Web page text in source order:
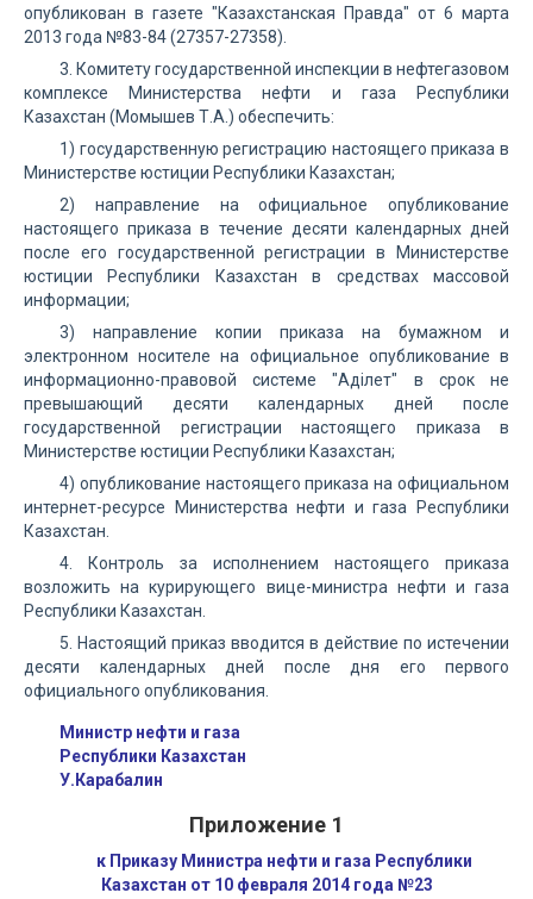
опубликован в газете "Казахстанская Правда" от 6 марта
2013 года №83-84 (27357-27358).
3. Комитету государственной инспекции в нефтегазовом
комплексе Министерства нефти и газа Республики
Казахстан (Момышев Т.А.) обеспечить:
1) государственную регистрацию настоящего приказа в
Министерстве юстиции Республики Казахстан;
2) направление на официальное опубликование
настоящего приказа в течение десяти календарных дней
после его государственной регистрации в Министерстве
юстиции Республики Казахстан в средствах массовой
информации;
3) направление копии приказа на бумажном и
электронном носителе на официальное опубликование в
информационно-правовой системе "Аділет" в срок не
превышающий десяти календарных дней после
государственной регистрации настоящего приказа в
Министерстве юстиции Республики Казахстан;
4) опубликование настоящего приказа на официальном
интернет-ресурсе Министерства нефти и газа Республики
Казахстан.
4. Контроль за исполнением настоящего приказа
возложить на курирующего вице-министра нефти и газа
Республики Казахстан.
5. Настоящий приказ вводится в действие по истечении
десяти календарных дней после дня его первого
официального опубликования.
Министр нефти и газа
Республики Казахстан
У.Карабалин
Приложение 1
к Приказу Министра нефти и газа Республики
Казахстан от 10 февраля 2014 года №23